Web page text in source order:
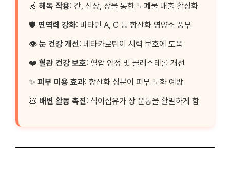
🍏 해독 작용: 간, 신장, 장을 통한 노폐물 배출 활성화
🛡 면역력 강화: 비타민 A, C 등 항산화 영양소 풍부
👁 눈 건강 개선: 베타카로틴이 시력 보호에 도움
❤️ 혈관 건강 보호: 혈압 안정 및 콜레스테롤 개선
✨ 피부 미용 효과: 항산화 성분이 피부 노화 예방
💩 배변 활동 촉진: 식이섬유가 장 운동을 활발하게 함